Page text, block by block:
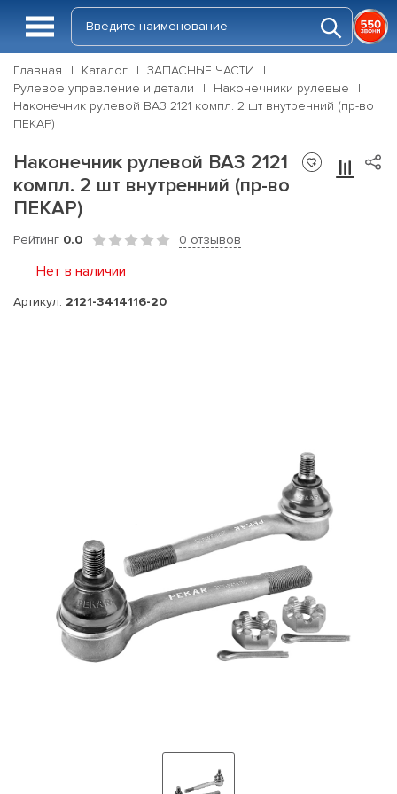
Главная Каталог
ЗАПАСНЫЕ ЧАСТИ
Рулевое управление и детали
Наконечники рулевые
Наконечник рулевой ВАЗ 2121 компл. 2 шт внутренний (пр-во
ПЕКАР)
Наконечник рулевой ВАЗ 2121
компл. 2 шт внутренний (пр-во
ПЕКАР)
Рейтинг 0.0 0 отзывов
Нет в наличии
Артикул: 2121-3414116-20